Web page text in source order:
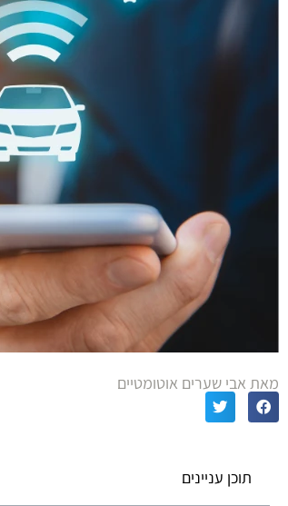
מאת אבי שערים אוטומטיים
תוכן עניינים